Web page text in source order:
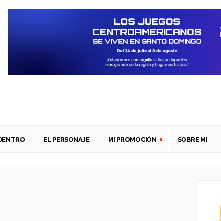
EL PERSONAJE MI PROMOCIÓN SOBRE MI